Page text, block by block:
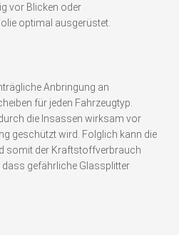
vor Blicken oder
optimal ausgerüstet.
Anbringung an
für jeden Fahrzeugtyp.
die Insassen wirksam vor
geschützt wird. Folglich kann die
somit der Kraftstoffverbrauch
dass gefährliche Glassplitter